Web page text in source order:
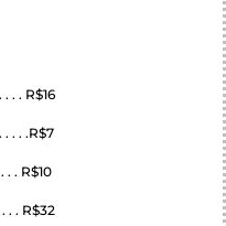
. . . R$16
. . . .R$7
. . R$10
. . . R$32